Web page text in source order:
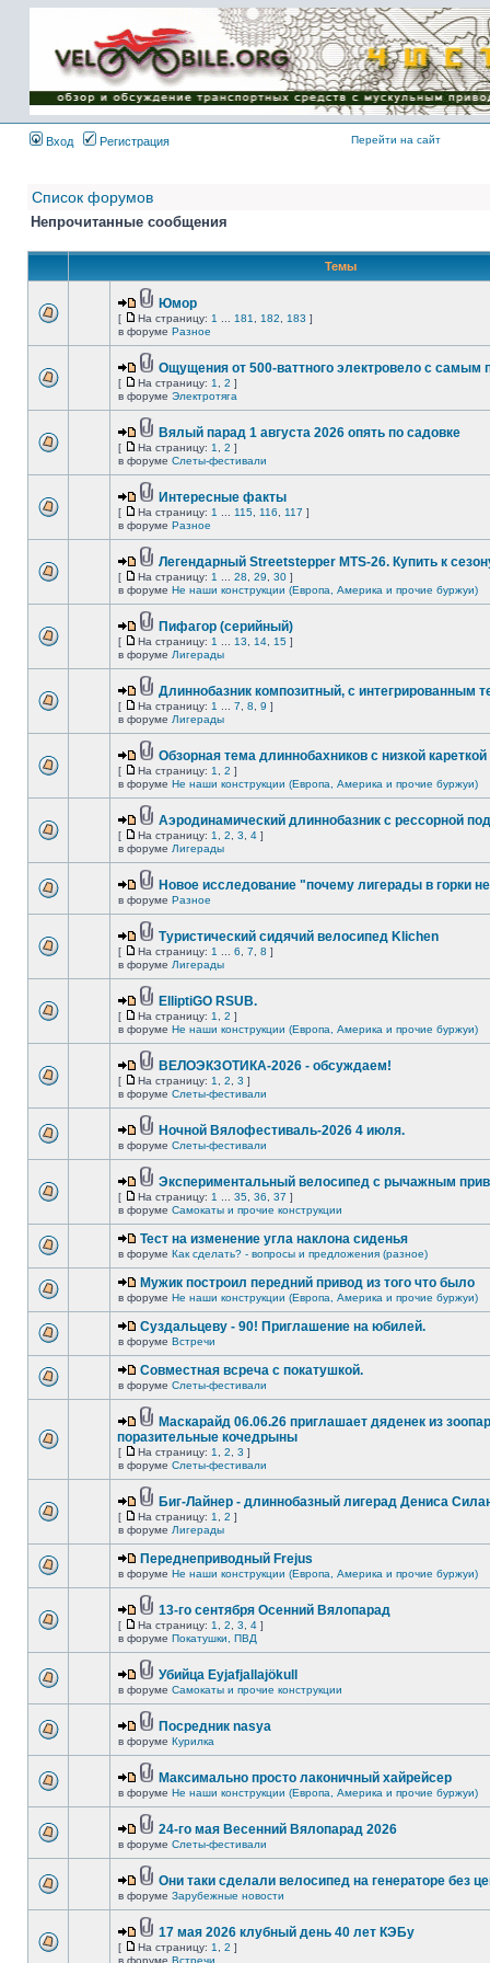
Имя пользователя:
Пароль:
{ LOG_ME_IN_SHORT
}
Вход
Регистрация Перейти на сайт
Список форумов
Непрочитанные сообщения
Темы
Юмор
[ На страницу: 1 181 182 183 ]
в форуме Разное
Ощущения от 500-ваттного электровело с самым
[ На страницу: 1 2 ]
в форуме Электротяга
Вялый парад 1 августа 2026 опять по садовке
[ На страницу: 1 2 ]
в форуме Слеты-фестивали
Интересные факты
[ На страницу: 1 115 116 117 ]
в форуме Разное
Легендарный Streetstepper MTS-26. Купить к
[ На страницу: 1 28 29 30 ]
в форуме Не наши конструкции (Европа, Америка и прочие буржуи)
Пифагор (серийный)
[ На страницу: 1 13 14 15 ]
в форуме Лигерады
Длиннобазник композитный, с интегрированным
[ На страницу: 1 7 8 9 ]
в форуме Лигерады
Обзорная тема длиннобахников с низкой кареткой
[ На страницу: 1 2 ]
в форуме Не наши конструкции (Европа, Америка и прочие буржуи)
Аэродинамический длиннобазник с рессорной
[ На страницу: 1 2 3 4 ]
в форуме Лигерады
Новое исследование "почему лигерады в горки
в форуме Разное
Туристический сидячий велосипед Klichen
[ На страницу: 1 6 7 8 ]
в форуме Лигерады
ElliptiGO RSUB.
[ На страницу: 1 2 ]
в форуме Не наши конструкции (Европа, Америка и прочие буржуи)
ВЕЛОЭКЗОТИКА-2026 - обсуждаем!
[ На страницу: 1 2 3 ]
в форуме Слеты-фестивали
Ночной Вялофестиваль-2026 4 июля.
в форуме Слеты-фестивали
Экспериментальный велосипед с рычажным
[ На страницу: 1 35 36 37 ]
в форуме Самокаты и прочие конструкции
Тест на изменение угла наклона сиденья
в форуме Как сделать? - вопросы и предложения (разное)
Мужик построил передний привод из того что было
в форуме Не наши конструкции (Европа, Америка и прочие буржуи)
Суздальцеву - 90! Приглашение на юбилей.
в форуме Встречи
Совместная всреча с покатушкой.
в форуме Слеты-фестивали
Маскарайд 06.06.26 приглашает дяденек из
поразительные кочедрыны
[ На страницу: 1 2 3 ]
в форуме Слеты-фестивали
Биг-Лайнер - длиннобазный лигерад Дениса
[ На страницу: 1 2 ]
в форуме Лигерады
Переднеприводный Frejus
в форуме Не наши конструкции (Европа, Америка и прочие буржуи)
13-го сентября Осенний Вялопарад
[ На страницу: 1 2 3 4 ]
в форуме Покатушки, ПВД
Убийца Eyjafjallajökull
в форуме Самокаты и прочие конструкции
Посредник nasya
в форуме Курилка
Максимально просто лаконичный хайрейсер
в форуме Не наши конструкции (Европа, Америка и прочие буржуи)
24-го мая Весенний Вялопарад 2026
в форуме Слеты-фестивали
Они таки сделали велосипед на генераторе без
в форуме Зарубежные новости
17 мая 2026 клубный день 40 лет КЭБу
[ На страницу: 1 2 ]
в форуме Встречи